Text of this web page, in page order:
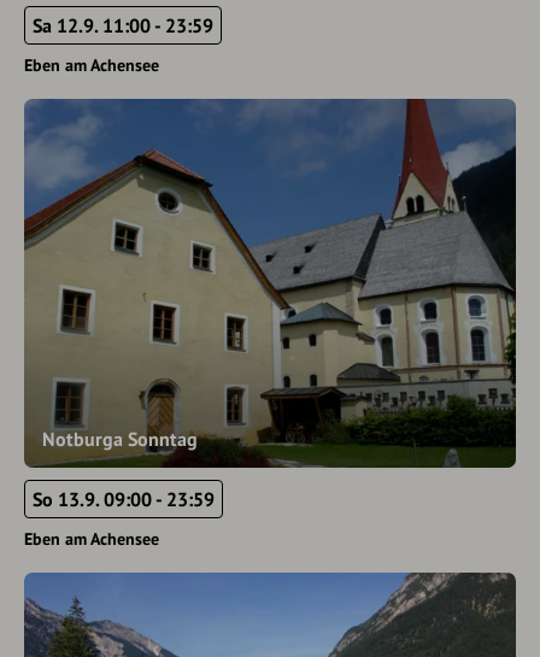
Sa 12.9. 11:00 - 23:59
Eben am Achensee
Notburga Sonntag
So 13.9. 09:00 - 23:59
Eben am Achensee